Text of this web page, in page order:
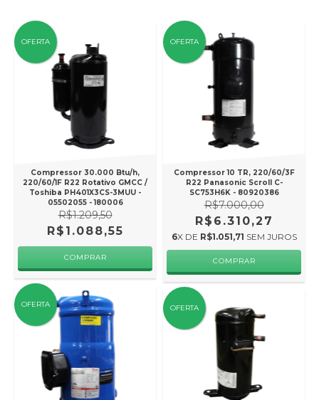
OFERTA
Compressor 30.000 Btu/h,
220/60/1F R22 Rotativo GMCC /
Toshiba PH401X3CS-3MUU -
05502055 - 180006
R$1.209,50
R$1.088,55
OFERTA
Compressor 10 TR, 220/60/3F
R22 Panasonic Scroll C-
SC753H6K - 80920386
R$7.000,00
R$6.310,27
6X DE R$1.051,71 SEM JUROS
OFERTA OFERTA